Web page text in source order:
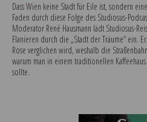
Dass Wien keine Stadt für Eile ist, sondern
Faden durch diese Folge des Studiosus-
Moderator René Hausmann lädt Studiosus-
Flanieren durch die „Stadt der Träume“ ein.
Rose verglichen wird, weshalb die
warum man in einem traditionellen
sollte.